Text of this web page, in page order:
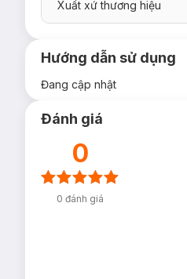
Xuất xứ thương hiệu
Hướng dẫn sử dụng
Đang cập nhật
Đánh giá
0
0 đánh giá